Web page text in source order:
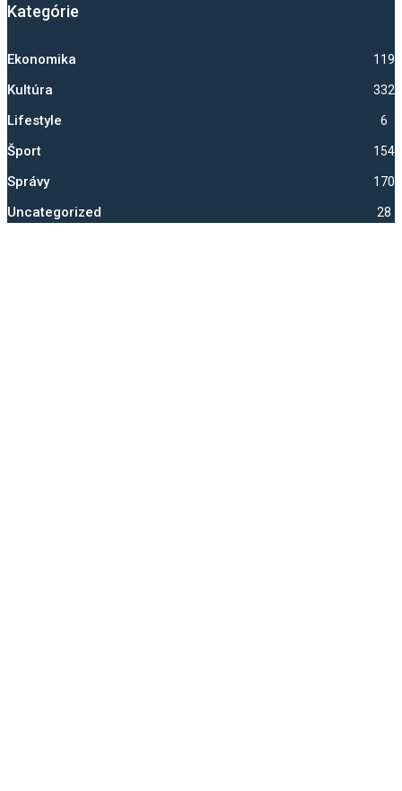
Kategórie
Ekonomika 1192
Kultúra 332
Lifestyle 6
Šport 1540
Správy
Uncategorized 28